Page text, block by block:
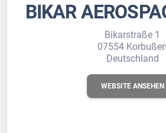
BIKAR
Bikarstraße 1
07554 Korbußen
Deutschland
WEBSITE ANSEHEN